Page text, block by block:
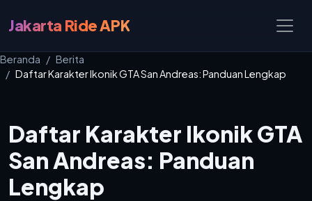
Jakarta Ride APK
Beranda
Berita
Daftar Karakter Ikonik GTA San Andreas: Panduan Lengkap
Daftar Karakter Ikonik GTA
San Andreas: Panduan
Lengkap